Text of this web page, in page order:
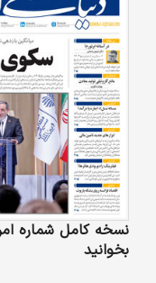
نسخه کامل شماره
بخوانید